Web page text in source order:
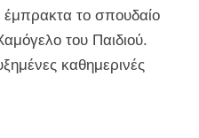
έμπρακτα το σπουδαίο
του Παιδιού.
καθημερινές